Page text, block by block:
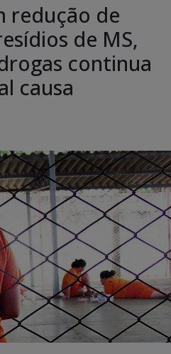
redução de
de MS,
continua
causa